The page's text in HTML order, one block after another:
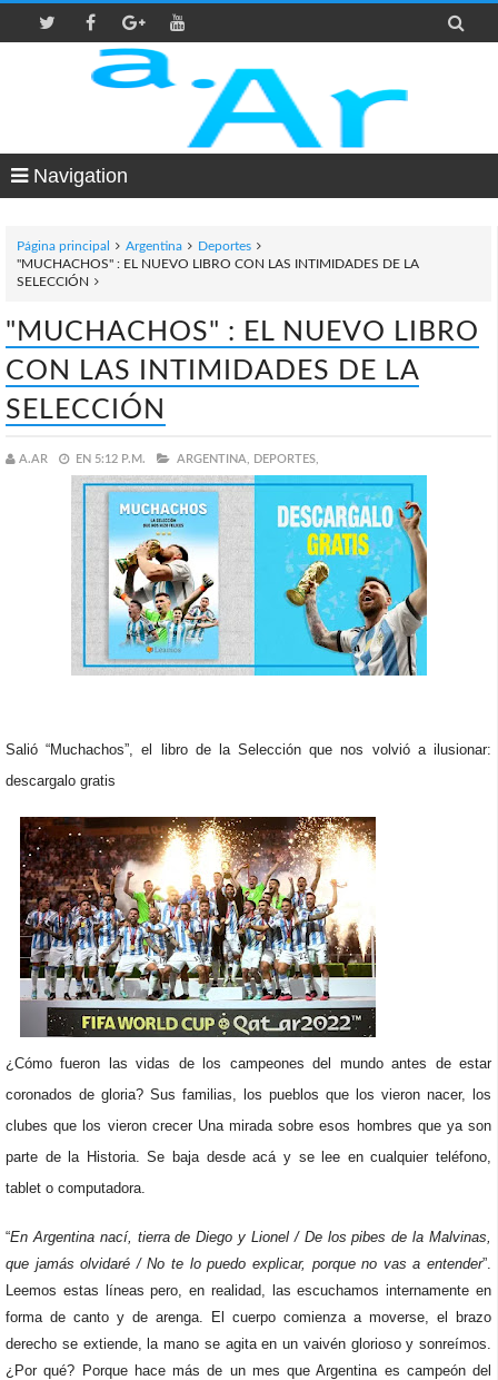

Navigation
Página principal Argentina
Deportes
"MUCHACHOS" : EL NUEVO LIBRO CON LAS INTIMIDADES DE LA
SELECCIÓN
"MUCHACHOS" : EL NUEVO LIBRO
CON LAS INTIMIDADES DE LA
SELECCIÓN
A.AR EN 5:12 P.M. ARGENTINA, DEPORTES,
Salió “Muchachos”, el libro de la Selección que nos volvió a ilusionar:
descargalo gratis
¿Cómo fueron las vidas de los campeones del mundo antes de estar
coronados de gloria? Sus familias, los pueblos que los vieron nacer, los
clubes que los vieron crecer Una mirada sobre esos hombres que ya son
parte de la Historia. Se baja desde acá y se lee en cualquier teléfono,
tablet o computadora.
“En Argentina nací, tierra deDiego yLionel / De los pibes de laMalvinas,
que jamás olvidaré / No te lo puedo explicar, porque no vas a entender”.
Leemos estas líneas pero, en realidad, las escuchamos internamente en
forma de canto y de arenga. El cuerpo comienza a moverse, el brazo
derecho se extiende, la mano se agita en un vaivén glorioso y sonreímos.
¿Por qué? Porque hace más de un mes que Argentina es campeón del